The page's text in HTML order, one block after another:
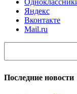
Яндекс
Вконтакте
Mail.ru
Последние новости